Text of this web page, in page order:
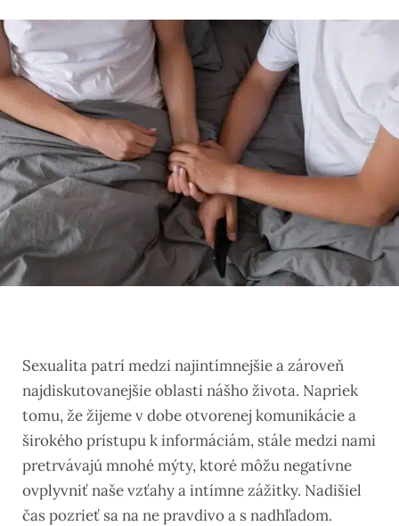
Sexualita patrí medzi najintímnejšie a zároveň
najdiskutovanejšie oblasti nášho života. Napriek
tomu, že žijeme v dobe otvorenej komunikácie a
širokého prístupu k informáciám, stále medzi nami
pretrvávajú mnohé mýty, ktoré môžu negatívne
ovplyvniť naše vzťahy a intímne zážitky. Nadišiel
čas pozrieť sa na ne pravdivo a s nadhľadom.